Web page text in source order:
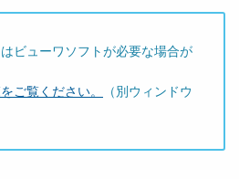
ビューワソフトが必要な場合が
ご覧ください。
（別ウィンドウ